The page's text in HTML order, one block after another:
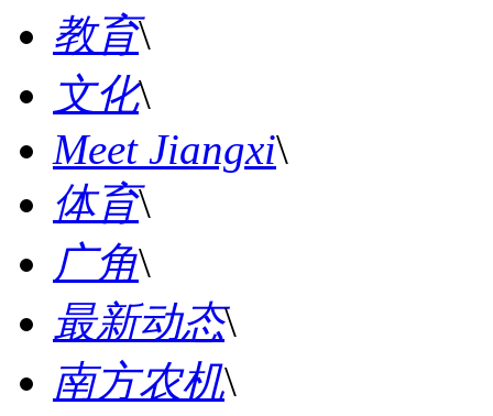
教育\
文化\
Meet Jiangxi\
体育\
广角\
最新动态\
南方农机\